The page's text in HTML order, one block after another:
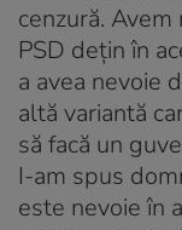
cenzură. Avem
PSD deţin în
a avea nevoie
altă variantă
să facă un
I-am spus
este nevoie în